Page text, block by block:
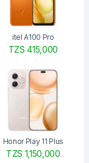
itel A100 Pro
TZS 415,000
Honor Play 11 Plus
TZS 1,150,000